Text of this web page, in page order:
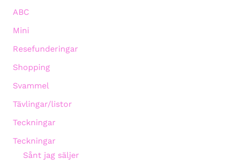
ABC
Mini
Resefunderingar
Shopping
Svammel
Tävlingar/listor
Teckningar
Teckningar
Sånt jag säljer